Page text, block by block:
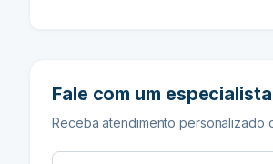
Fale com um especialista
Receba atendimento personalizado